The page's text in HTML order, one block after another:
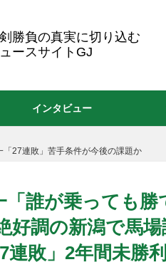
勝負の真実に切り込む
ースサイトGJ
「27連敗」苦手条件が今後の課題か
「誰が乗っても
好調の新潟で馬
敗」2年間未勝
インタビュー